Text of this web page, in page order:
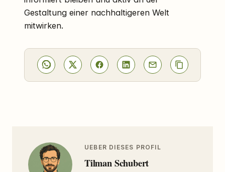
Gestaltung einer nachhaltigeren Welt
mitwirken.
UEBER DIESES PROFIL
Tilman Schubert